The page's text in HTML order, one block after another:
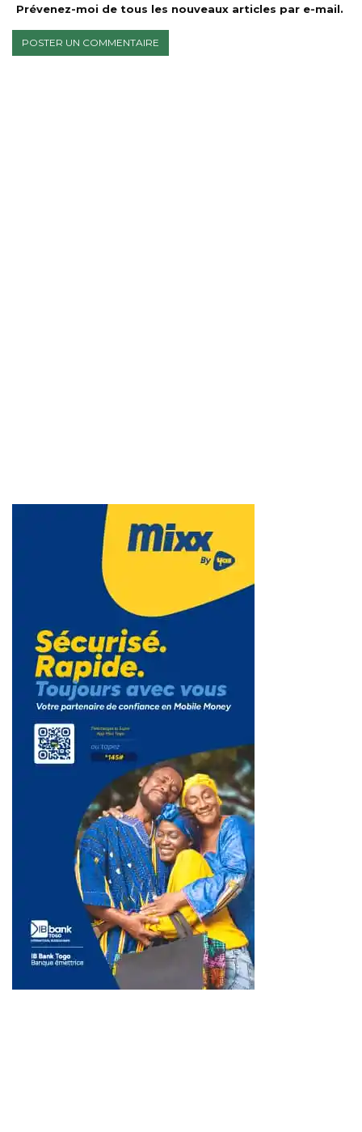
Prévenez-moi de tous les nouveaux articles par e-mail.